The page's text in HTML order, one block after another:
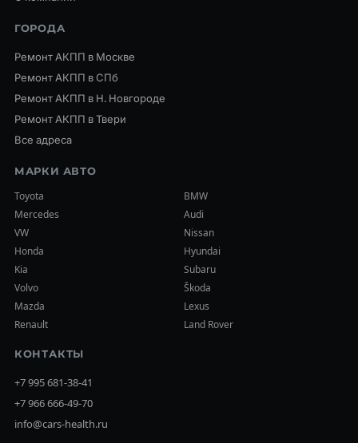
ГОРОДА
Ремонт АКПП в Москве
Ремонт АКПП в СПб
Ремонт АКПП в Н. Новгороде
Ремонт АКПП в Твери
Все адреса
МАРКИ АВТО
Toyota
BMW
Mercedes
Audi
VW
Nissan
Honda
Hyundai
Kia
Subaru
Volvo
Škoda
Mazda
Lexus
Renault
Land Rover
КОНТАКТЫ
+7 995 681-38-41
+7 966 666-49-70
info@cars-health.ru